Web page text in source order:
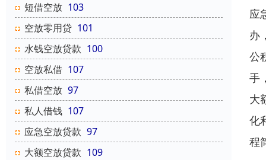
短借空放 103
空放零用贷 101
水钱空放贷款 100
空放私借 107
私借空放 97
私人借钱 107
应急空放贷款 97
大额空放贷款 109
应
办
公
手
大
化
程